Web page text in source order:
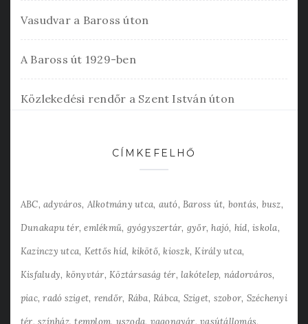
Vasudvar a Baross úton
A Baross út 1929-ben
Közlekedési rendőr a Szent István úton
CÍMKEFELHŐ
ABC adyváros Alkotmány utca autó Baross út bontás busz
Dunakapu tér emlékmű gyógyszertár győr hajó híd iskola
Kazinczy utca Kettős híd kikötő kioszk Király utca
Kisfaludy könyvtár Köztársaság tér lakótelep nádorváros
piac radó sziget rendőr Rába Rábca Sziget szobor Széchenyi